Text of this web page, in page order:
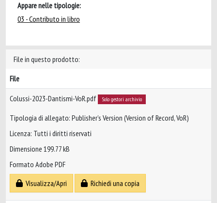
Appare nelle tipologie:
03 - Contributo in libro
File in questo prodotto:
File
Colussi-2023-Dantismi-VoR.pdf Solo gestori archivio
Tipologia di allegato: Publisher’s Version (Version of Record, VoR)
Licenza: Tutti i diritti riservati
Dimensione 199.77 kB
Formato Adobe PDF
Visualizza/Apri
Richiedi una copia